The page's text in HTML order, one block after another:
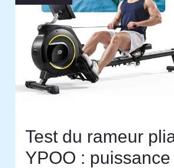
Test du rameur
YPOO : puissance